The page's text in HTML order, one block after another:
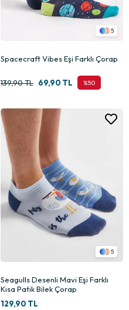
5
Spacecraft Vibes Eşi Farklı Çorap
%50
69,90 TL
139,90 TL
5
Seagulls Desenli Mavi Eşi Farklı
Kısa Patik Bilek Çorap
129,90 TL